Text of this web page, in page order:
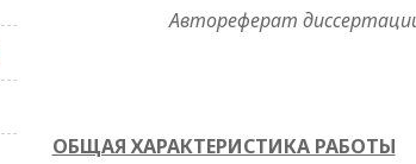
Автореферат
ОБЩАЯ ХАРАКТЕРИСТИКА РАБОТЫ